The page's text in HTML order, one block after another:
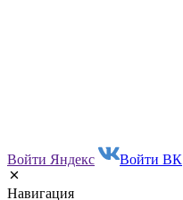
Войти Яндекс Войти ВК
Навигация